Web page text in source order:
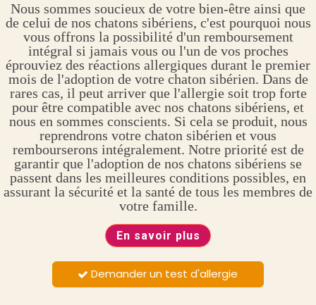
Nous sommes soucieux de votre bien-être ainsi que
de celui de nos chatons sibériens, c'est pourquoi nous
vous offrons la possibilité d'un remboursement
intégral si jamais vous ou l'un de vos proches
éprouviez des réactions allergiques durant le premier
mois de l'adoption de votre chaton sibérien. Dans de
rares cas, il peut arriver que l'allergie soit trop forte
pour être compatible avec nos chatons sibériens, et
nous en sommes conscients. Si cela se produit, nous
reprendrons votre chaton sibérien et vous
rembourserons intégralement. Notre priorité est de
garantir que l'adoption de nos chatons sibériens se
passent dans les meilleures conditions possibles, en
assurant la sécurité et la santé de tous les membres de
votre famille.
En savoir plus
 Demander un test d'allergie